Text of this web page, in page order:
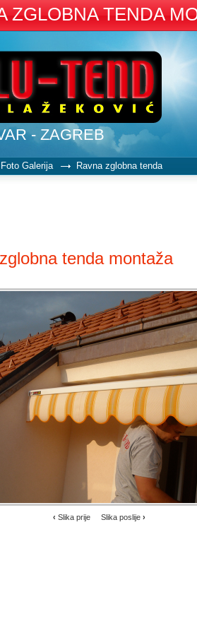
ZGLOBNA TENDA
- ZAGREB
Foto Galerija Ravna zglobna tenda
tenda montaža
‹ Slika prije Slika poslije ›